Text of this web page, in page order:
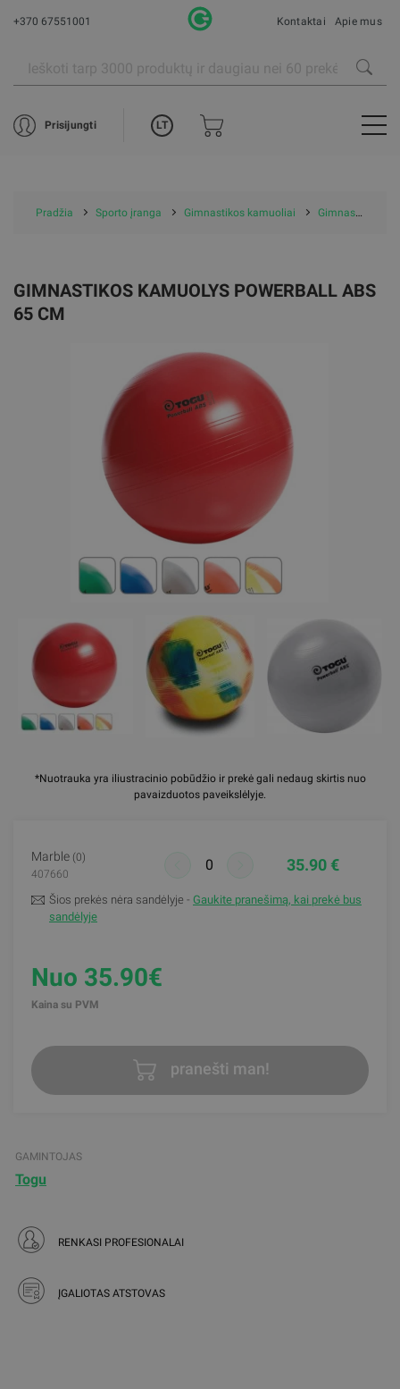
+370 67551001 Kontaktai Apie mus
Prisijungti LT
Pradžia Sporto įranga Gimnastikos kamuoliai Gimnastikos kamuolys Powerball ABS 65 cm
*Nuotrauka yra iliustracinio pobūdžio ir prekė gali nedaug skirtis nuo
pavaizduotos paveikslėlyje.
GIMNASTIKOS KAMUOLYS POWERBALL ABS
65 CM
Marble (0)
407660
35.90 €
Šios prekės nėra sandėlyje - Gaukite pranešimą, kai prekė bus
sandėlyje
Nuo 35.90€
Kaina su PVM
pranešti man!
GAMINTOJAS
Togu
RENKASI PROFESIONALAI
ĮGALIOTAS ATSTOVAS